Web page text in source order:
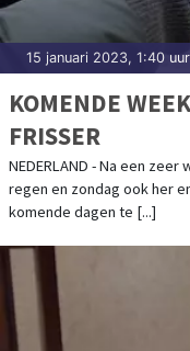
15 januari 2023, 1:40 uur
KOMENDE
FRISSER
NEDERLAND - Na een
regen en zondag ook her
komende dagen te [...]